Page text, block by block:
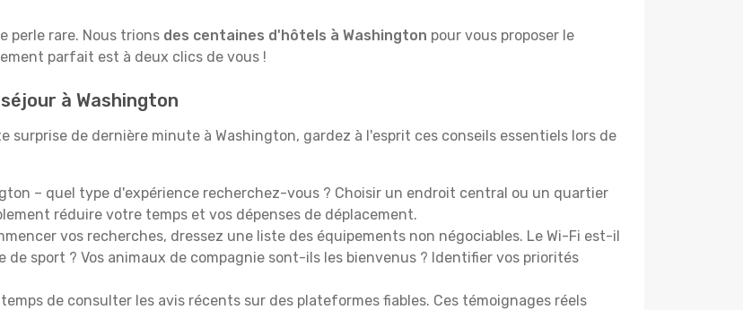
perle rare. Nous trions des centaines d'hôtels à Washington pour vous proposer le
parfait est à deux clics de vous !
à Washington
de dernière minute à Washington, gardez à l'esprit ces conseils essentiels lors de
– quel type d'expérience recherchez-vous ? Choisir un endroit central ou un quartier
réduire votre temps et vos dépenses de déplacement.
vos recherches, dressez une liste des équipements non négociables. Le Wi-Fi est-il
sport ? Vos animaux de compagnie sont-ils les bienvenus ? Identifier vos priorités
de consulter les avis récents sur des plateformes fiables. Ces témoignages réels